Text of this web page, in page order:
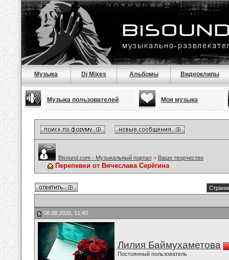
Музыка Dj Mixes Альбомы Видеоклипы
Музыка пользователей Моя музыка
Bisound.com - Музыкальный портал > Ваше творчество
Перепевки от Вячеслава Серёгина
08.08.2020, 11:40
Лилия Баймухаметова
Постоянный пользователь